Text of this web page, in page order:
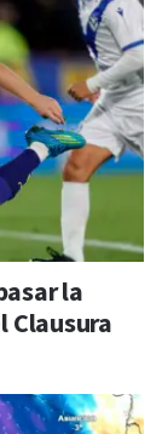
la
Clausura